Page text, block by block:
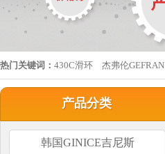
热门关键词： 430C滑环 杰弗伦GEFRAN
产品分类
韩国GINICE吉尼斯